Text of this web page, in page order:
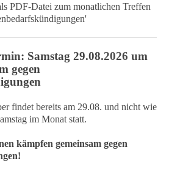
PDF-Datei zum monatlichen Treffen
Samstag 29.08.2026 um
gegen
findet bereits am 29.08. und nicht wie
im Monat statt.
kämpfen gemeinsam gegen